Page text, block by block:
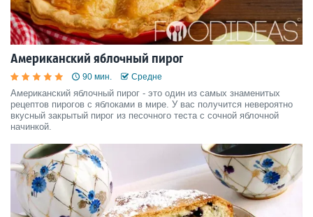
Американский яблочный пирог
90 мин. Средне
Американский яблочный пирог - это один из самых знаменитых
рецептов пирогов с яблоками в мире. У вас получится невероятно
вкусный закрытый пирог из песочного теста с сочной яблочной
начинкой.